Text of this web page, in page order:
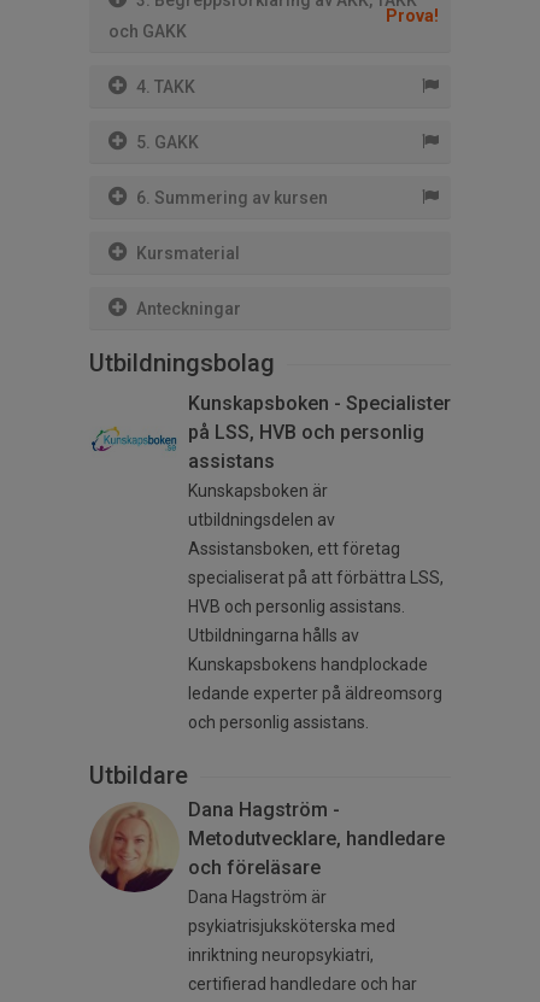
och GAKK
Prova!
4. TAKK
5. GAKK
6. Summering av kursen
Kursmaterial
Anteckningar
Utbildningsbolag
Kunskapsboken - Specialister
på LSS, HVB och personlig
assistans
Kunskapsboken är
utbildningsdelen av
Assistansboken, ett företag
specialiserat på att förbättra LSS,
HVB och personlig assistans.
Utbildningarna hålls av
Kunskapsbokens handplockade
ledande experter på äldreomsorg
och personlig assistans.
Utbildare
Dana Hagström -
Metodutvecklare, handledare
och föreläsare
Dana Hagström är
psykiatrisjuksköterska med
inriktning neuropsykiatri,
certifierad handledare och har